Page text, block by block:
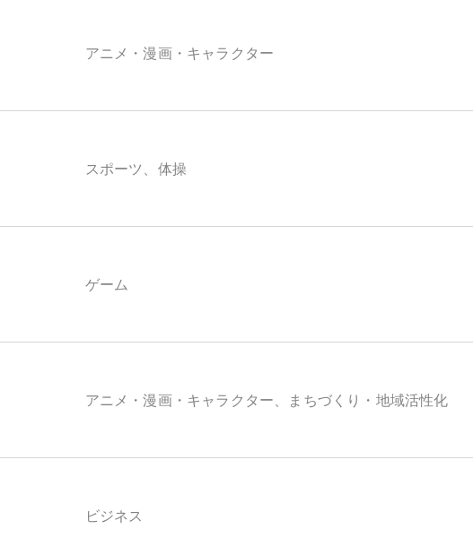
アニメ・漫画・キャラクター
スポーツ、体操
ゲーム
アニメ・漫画・キャラクター、まちづくり・地域活性化
ビジネス